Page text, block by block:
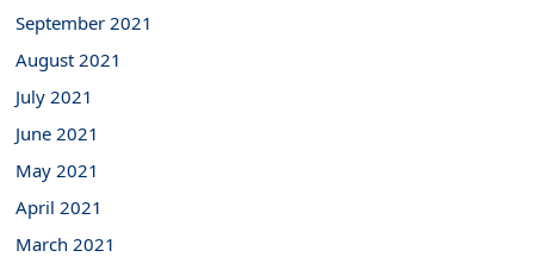
September 2021
August 2021
July 2021
June 2021
May 2021
April 2021
March 2021